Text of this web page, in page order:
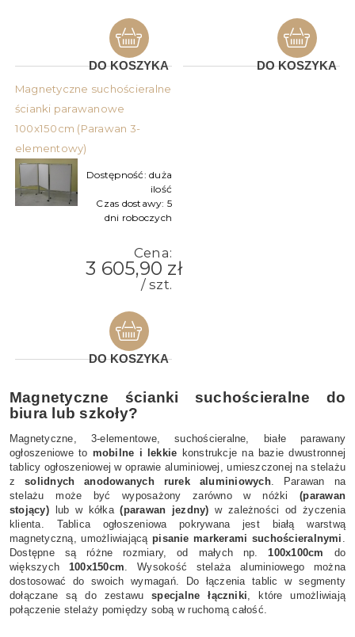
DO KOSZYKA DO KOSZYKA
Magnetyczne suchościeralne
ścianki parawanowe
100x150cm (Parawan 3-
elementowy)
Dostępność: duża
ilość
Czas dostawy: 5
dni roboczych
Cena:
3 605,90 zł
/ szt.
DO KOSZYKA
Magnetyczne ścianki suchościeralne do
biura lub szkoły?
Magnetyczne, 3-elementowe, suchościeralne, białe parawany
ogłoszeniowe to mobilne i lekkie konstrukcje na bazie dwustronnej
tablicy ogłoszeniowej w oprawie aluminiowej, umieszczonej na stelażu
zsolidnych anodowanych rurek aluminiowych. Parawan na
stelażu może być wyposażony zarówno w nóżki(parawan
stojący)lub w kółka(parawan jezdny) w zależności od życzenia
klienta. Tablica ogłoszeniowa pokrywana jest białą warstwą
magnetyczną, umożliwiającąpisanie markerami suchościeralnymi
Dostępne są różne rozmiary, od małych np. 100x100cm
do
większych 100x150cm . Wysokość stelaża aluminiowego można
dostosować do swoich wymagań. Do łączenia tablic w segmenty
dołączane są do zestawuspecjalne łączniki , które umożliwiają
połączenie stelaży pomiędzy sobą w ruchomą całość.